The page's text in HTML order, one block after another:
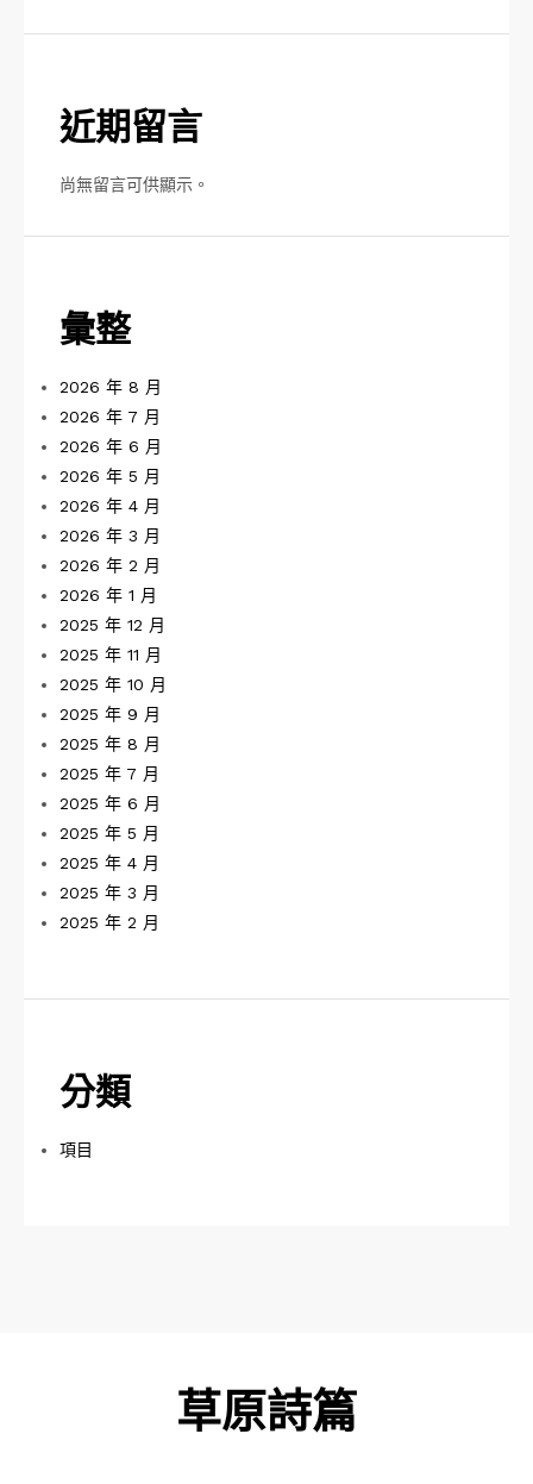
近期留言
尚無留言可供顯示。
彙整
2026 年 8 月
2026 年 7 月
2026 年 6 月
2026 年 5 月
2026 年 4 月
2026 年 3 月
2026 年 2 月
2026 年 1 月
2025 年 12 月
2025 年 11 月
2025 年 10 月
2025 年 9 月
2025 年 8 月
2025 年 7 月
2025 年 6 月
2025 年 5 月
2025 年 4 月
2025 年 3 月
2025 年 2 月
分類
項目
草原詩篇